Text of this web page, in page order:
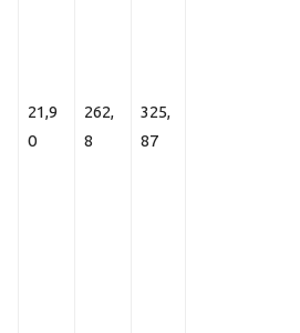
21,9
0
262,
8
325,
87